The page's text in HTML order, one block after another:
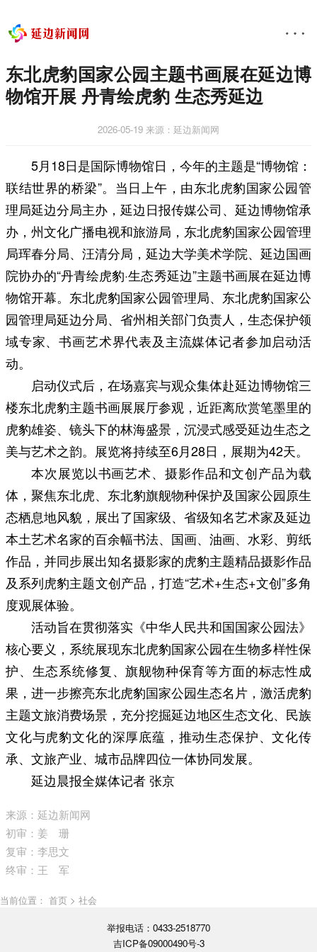
东北虎豹国家公园主题书画展在延边博
物馆开展 丹青绘虎豹 生态秀延边
2026-05-19 来源：延边新闻网
5月18日是国际博物馆日，今年的主题是“博物馆：
联结世界的桥梁”。当日上午，由东北虎豹国家公园管
理局延边分局主办，延边日报传媒公司、延边博物馆承
办，州文化广播电视和旅游局，东北虎豹国家公园管理
局珲春分局、汪清分局，延边大学美术学院、延边国画
院协办的“丹青绘虎豹·生态秀延边”主题书画展在延边博
物馆开幕。东北虎豹国家公园管理局、东北虎豹国家公
园管理局延边分局、省州相关部门负责人，生态保护领
域专家、书画艺术界代表及主流媒体记者参加启动活
动。
启动仪式后，在场嘉宾与观众集体赴延边博物馆三
楼东北虎豹主题书画展展厅参观，近距离欣赏笔墨里的
虎豹雄姿、镜头下的林海盛景，沉浸式感受延边生态之
美与艺术之韵。展览将持续至6月28日，展期为42天。
本次展览以书画艺术、摄影作品和文创产品为载
体，聚焦东北虎、东北豹旗舰物种保护及国家公园原生
态栖息地风貌，展出了国家级、省级知名艺术家及延边
本土艺术名家的百余幅书法、国画、油画、水彩、剪纸
作品，并同步展出知名摄影家的虎豹主题精品摄影作品
及系列虎豹主题文创产品，打造“艺术+生态+文创”多角
度观展体验。
活动旨在贯彻落实《中华人民共和国国家公园法》
核心要义，系统展现东北虎豹国家公园在生物多样性保
护、生态系统修复、旗舰物种保育等方面的标志性成
果，进一步擦亮东北虎豹国家公园生态名片，激活虎豹
主题文旅消费场景，充分挖掘延边地区生态文化、民族
文化与虎豹文化的深厚底蕴，推动生态保护、文化传
承、文旅产业、城市品牌四位一体协同发展。
延边晨报全媒体记者 张京
来源：延边新闻网
初审：姜 珊
复审：李思文
终审：王 军
当前位置： 首页 > 社会
举报电话：0433-2518770
吉ICP备09000490号-3